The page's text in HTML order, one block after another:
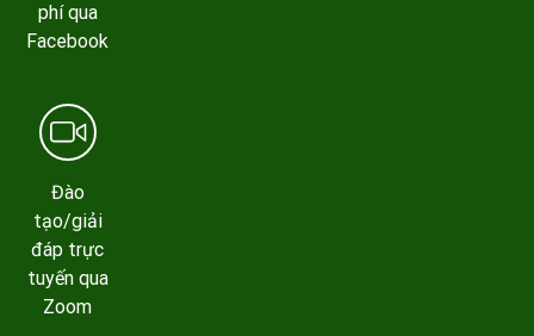
phí qua
Facebook
Đào
tạo/giải
đáp trực
tuyến qua
Zoom